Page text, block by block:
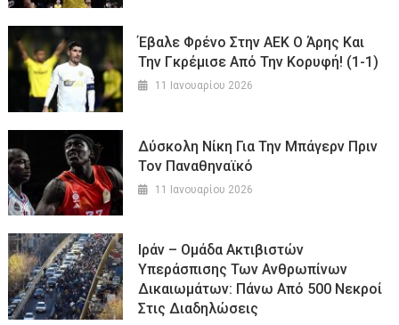
Έβαλε Φρένο Στην ΑΕΚ Ο Άρης Και
Την Γκρέμισε Από Την Κορυφή! (1-1)
11 Ιανουαρίου 2026
Δύσκολη Νίκη Για Την Μπάγερν Πριν
Τον Παναθηναϊκό
11 Ιανουαρίου 2026
Ιράν – Ομάδα Ακτιβιστών
Υπεράσπισης Των Ανθρωπίνων
Δικαιωμάτων: Πάνω Από 500 Νεκροί
Στις Διαδηλώσεις